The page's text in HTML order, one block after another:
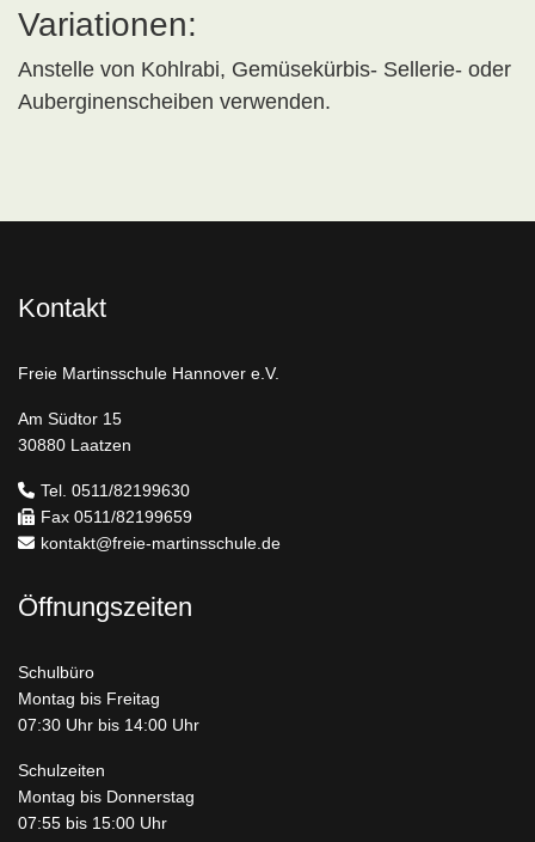
Variationen:
Anstelle von Kohlrabi, Gemüsekürbis- Sellerie- oder
Auberginenscheiben verwenden.
Kontakt
Freie Martinsschule Hannover e.V.
Am Südtor 15
30880 Laatzen
Tel. 0511/82199630
Fax 0511/82199659
kontakt@freie-martinsschule.de
Öffnungszeiten
Schulbüro
Montag bis Freitag
07:30 Uhr bis 14:00 Uhr
Schulzeiten
Montag bis Donnerstag
07:55 bis 15:00 Uhr